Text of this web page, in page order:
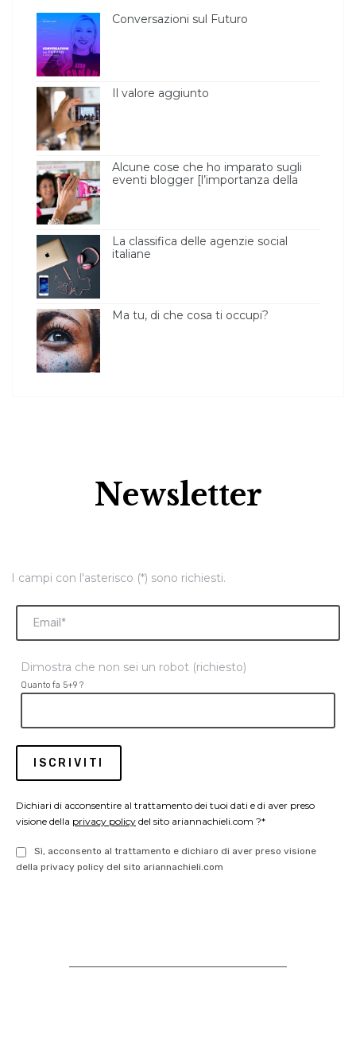
Conversazioni sul Futuro
Il valore aggiunto
Alcune cose che ho imparato sugli
eventi blogger [l’importanza della
La classifica delle agenzie social
italiane
Ma tu, di che cosa ti occupi?
Newsletter
I campi con l'asterisco (*) sono richiesti.
Dimostra che non sei un robot (richiesto)
Quanto fa 5+9 ?
Dichiari di acconsentire al trattamento dei tuoi dati e di aver preso
visione della privacy policy del sito ariannachieli.com ?*
Sì, acconsento al trattamento e dichiaro di aver preso visione
della privacy policy del sito ariannachieli.com